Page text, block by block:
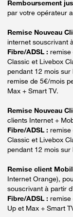
Remboursement
par votre opérateur
Remise Nouveau
internet souscrivant
Fibre/ADSL : remise
Classic et Livebox
pendant 12 mois sur
remise de 5€/mois
Max + Smart TV.
Remise Nouveau
clients Internet +
Fibre/ADSL : remise
Classic et Livebox
pendant 12 mois sur
Remise client
Internet Orange),
souscrivant à partir
Fibre/ADSL : remise
Up et Max + Smart